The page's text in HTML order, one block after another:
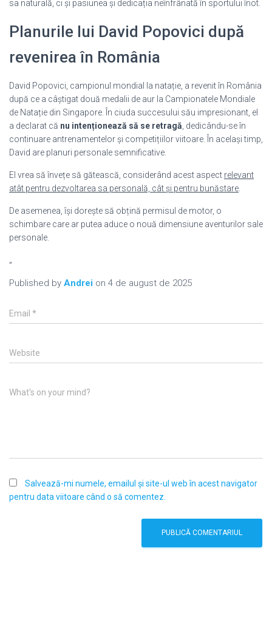
sa naturală, ci și pasiunea și dedicația neînfrânată în sportului înot.
Planurile lui David Popovici după
revenirea în România
David Popovici, campionul mondial la natație, a revenit în România
după ce a câștigat două medalii de aur la Campionatele Mondiale
de Natație din Singapore. În ciuda succesului său impresionant, el
a declarat că nu intenționează să se retragă , dedicându-se în
continuare antrenamentelor și competițiilor viitoare. În același timp,
David are planuri personale semnificative.
El vrea să învețe să gătească, considerând acest aspect relevant
atât pentru dezvoltarea sa personală, cât și pentru bunăstare
De asemenea, își dorește să obțină permisul de motor, o
schimbare care ar putea aduce o nouă dimensiune aventurilor sale
personale.
„
Published by Andrei on 4 de august de 2025
Email *
Website
What's on your mind?
Salvează-mi numele, emailul și site-ul web în acest navigator
pentru data viitoare când o să comentez.